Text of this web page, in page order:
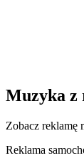
Muzyka z
Zobacz reklamę
Reklama